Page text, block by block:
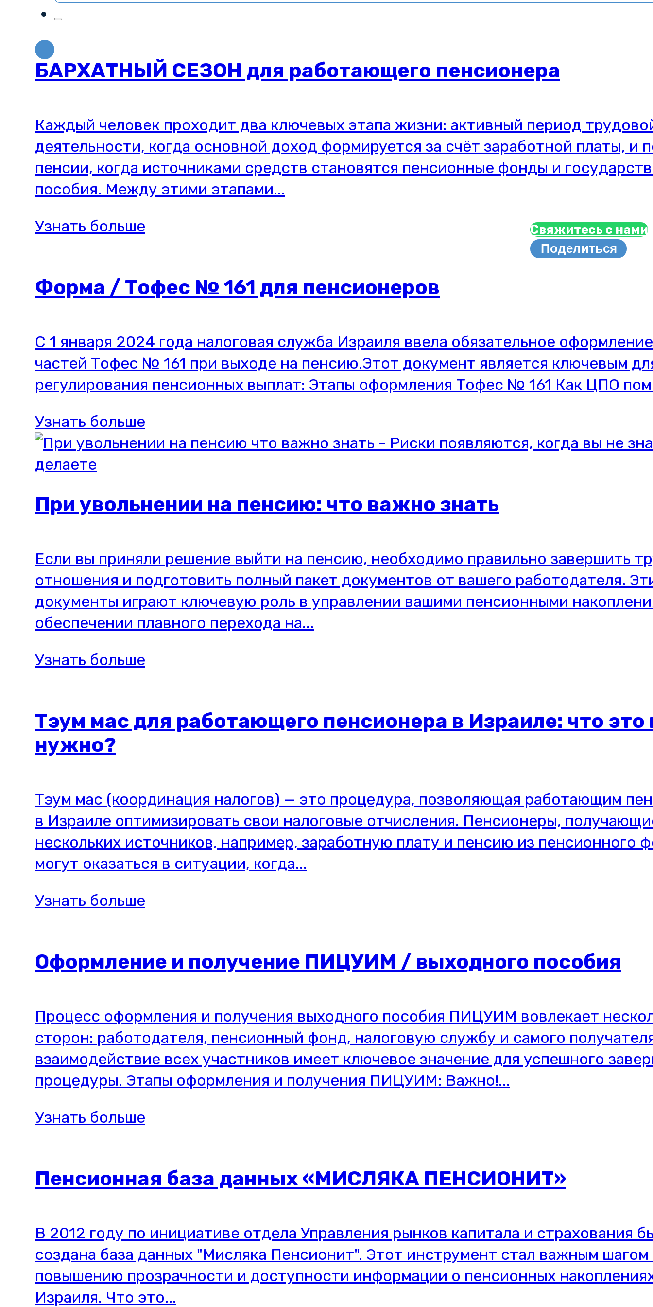
Свяжитесь с нами
Поделиться
БАРХАТНЫЙ СЕЗОН для работающего пенсионера
Каждый человек проходит два ключевых этапа жизни: активный период
деятельности, когда основной доход формируется за счёт заработной платы, и
пенсии, когда источниками средств становятся пенсионные фонды и
пособия. Между этими этапами...
Узнать больше
Форма / Тофес № 161 для пенсионеров
С 1 января 2024 года налоговая служба Израиля ввела обязательное
частей Тофес № 161 при выходе на пенсию.Этот документ является ключевым
регулирования пенсионных выплат: Этапы оформления Тофес № 161 Как ЦПО
Узнать больше
При увольнении на пенсию: что важно знать
Если вы приняли решение выйти на пенсию, необходимо правильно завершить
отношения и подготовить полный пакет документов от вашего работодателя.
документы играют ключевую роль в управлении вашими пенсионными
обеспечении плавного перехода на...
Узнать больше
Тэум мас для работающего пенсионера в Израиле: что это
нужно?
Тэум мас (координация налогов) — это процедура, позволяющая работающим
в Израиле оптимизировать свои налоговые отчисления. Пенсионеры,
нескольких источников, например, заработную плату и пенсию из пенсионного
могут оказаться в ситуации, когда...
Узнать больше
Оформление и получение ПИЦУИМ / выходного пособия
Процесс оформления и получения выходного пособия ПИЦУИМ вовлекает
сторон: работодателя, пенсионный фонд, налоговую службу и самого
взаимодействие всех участников имеет ключевое значение для успешного
процедуры. Этапы оформления и получения ПИЦУИМ: Важно!...
Узнать больше
Пенсионная база данных «МИСЛЯКА ПЕНСИОНИТ»
В 2012 году по инициативе отдела Управления рынков капитала и страхования
создана база данных "Мисляка Пенсионит". Этот инструмент стал важным шагом
повышению прозрачности и доступности информации о пенсионных
Израиля. Что это...